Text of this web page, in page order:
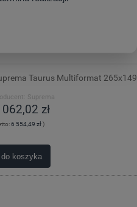
Taurus Multiformat 265x149
Suprema
zł
6 554,49 zł)
do koszyka